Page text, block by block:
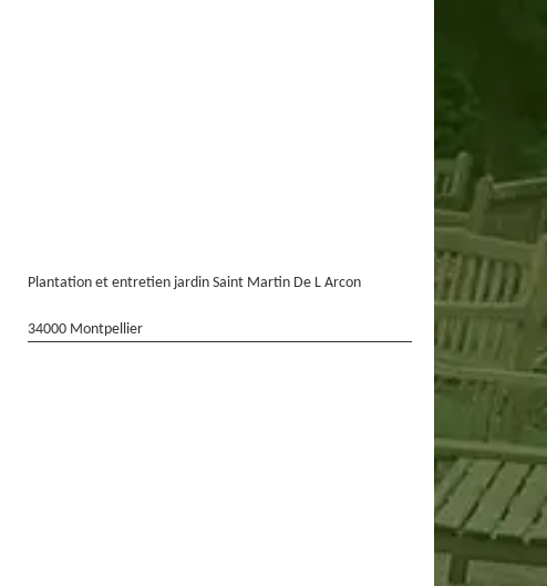
Plantation et entretien jardin Saint Martin De L Arcon
34000 Montpellier